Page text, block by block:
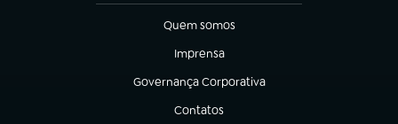
Quem somos
(abre em nova aba)
Imprensa
(abre em nova aba)
Governança Corporativa
(abre em nova aba)
Contatos
(abre em nova aba)